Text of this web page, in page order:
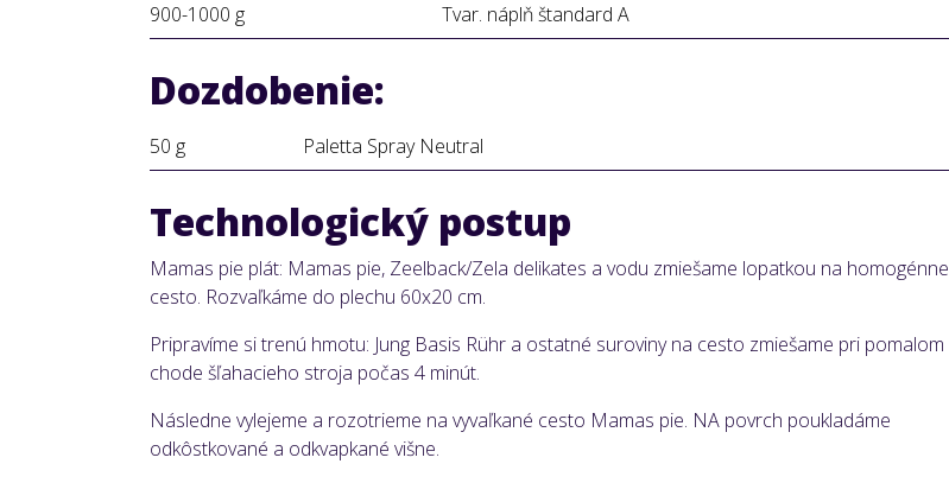
900-1000 g Tvar. náplň štandard A
Dozdobenie:
50 g Paletta Spray Neutral
Technologický postup
Mamas pie plát: Mamas pie, Zeelback/Zela delikates a vodu zmiešame lopatkou na homogénne
cesto. Rozvaľkáme do plechu 60x20 cm.
Pripravíme si trenú hmotu: Jung Basis Rühr a ostatné suroviny na cesto zmiešame pri pomalom
chode šľahacieho stroja počas 4 minút.
Následne vylejeme a rozotrieme na vyvaľkané cesto Mamas pie. NA povrch poukladáme
odkôstkované a odkvapkané višne.